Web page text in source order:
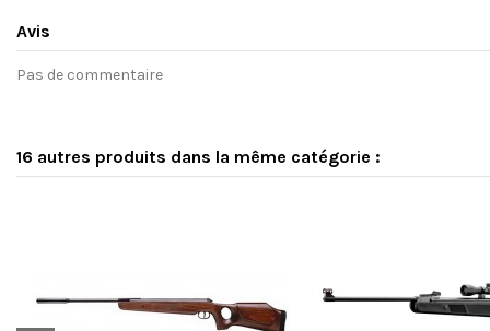
Avis
Pas de commentaire
16 autres produits dans la même catégorie :